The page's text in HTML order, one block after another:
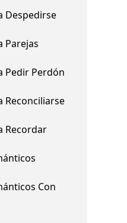
Despedirse
Parejas
Pedir Perdón
Reconciliarse
Recordar
Con